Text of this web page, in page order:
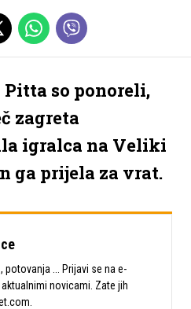
Pitta so ponoreli,
zagreta
igralca na Veliki
ga prijela za vrat.
... Prijavi se na e-
novicami. Zate jih